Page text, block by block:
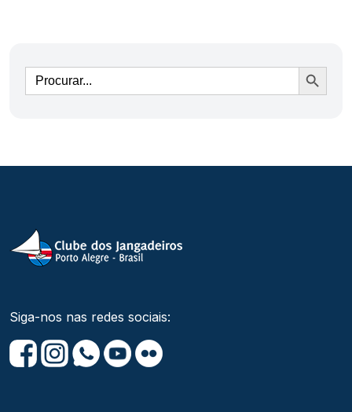
Ir
Siga-nos nas redes sociais: